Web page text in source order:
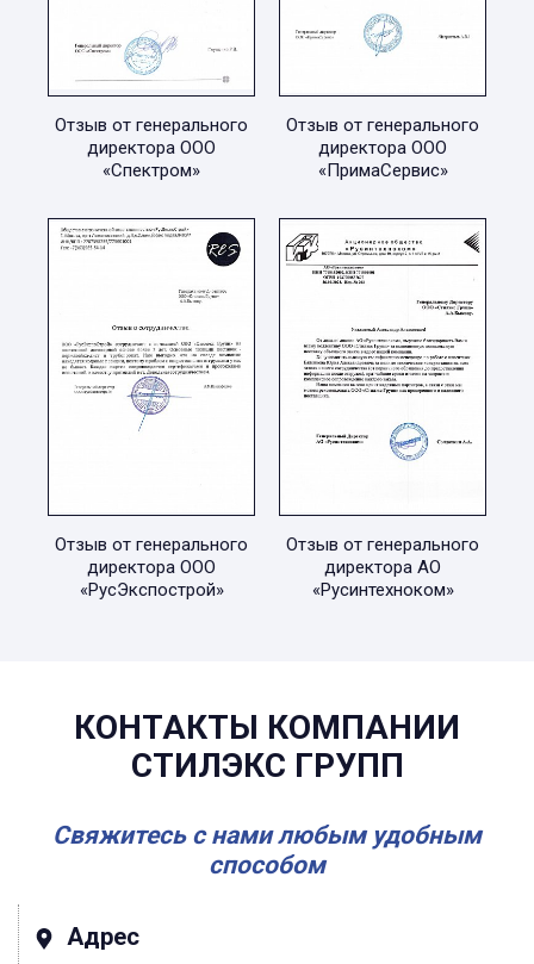
Отзыв от генерального
директора ООО
«Спектром»
Отзыв от генерального
директора ООО
«ПримаСервис»
Отзыв от генерального
директора ООО
«РусЭкспострой»
Отзыв от генерального
директора АО
«Русинтехноком»
КОНТАКТЫ КОМПАНИИ
СТИЛЭКС ГРУПП
Свяжитесь с нами любым удобным
способом
Адрес